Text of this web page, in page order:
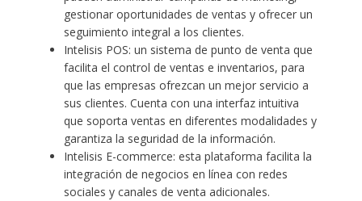
gestionar oportunidades de ventas y ofrecer un
seguimiento integral a los clientes.
Intelisis POS: un sistema de punto de venta que
facilita el control de ventas e inventarios, para
que las empresas ofrezcan un mejor servicio a
sus clientes. Cuenta con una interfaz intuitiva
que soporta ventas en diferentes modalidades y
garantiza la seguridad de la información.
Intelisis E-commerce: esta plataforma facilita la
integración de negocios en línea con redes
sociales y canales de venta adicionales.